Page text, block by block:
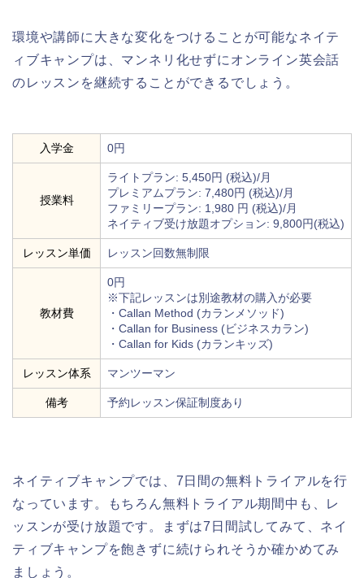
環境や講師に大きな変化をつけることが可能なネイテ
ィブキャンプは、マンネリ化せずにオンライン英会話
のレッスンを継続することができるでしょう。
入学金 0円
授業料
ライトプラン: 5,450円 (税込)/月
プレミアムプラン: 7,480円 (税込)/月
ファミリープラン: 1,980 円 (税込)/月
ネイティブ受け放題オプション: 9,800円(税込)
レッスン単価 レッスン回数無制限
教材費
0円
※下記レッスンは別途教材の購入が必要
・Callan Method (カランメソッド)
・Callan for Business (ビジネスカラン)
・Callan for Kids (カランキッズ)
レッスン体系 マンツーマン
備考 予約レッスン保証制度あり
ネイティブキャンプでは、7日間の無料トライアルを行
なっています。もちろん無料トライアル期間中も、レ
ッスンが受け放題です。まずは7日間試してみて、ネイ
ティブキャンプを飽きずに続けられそうか確かめてみ
ましょう。